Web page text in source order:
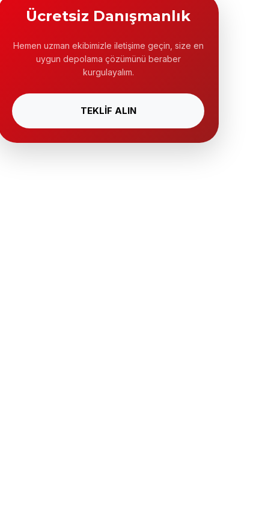
Ücretsiz Danışmanlık
Hemen uzman ekibimizle iletişime geçin, size en
uygun depolama çözümünü beraber
kurgulayalım.
TEKLİF ALIN